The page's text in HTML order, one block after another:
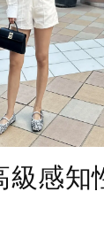
級感知